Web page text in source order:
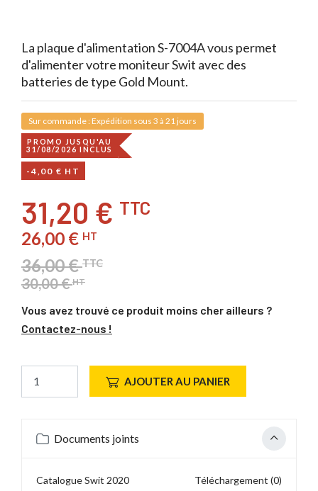
La plaque d'alimentationS-7004Avous permet
d'alimenter votre moniteur Swit avec des
batteries de type Gold Mount.
Sur commande : Expédition sous 3 à 21 jours
PROMO JUSQU'AU
31/08/2026 INCLUS
-4,00 € HT
31,20 € TTC
26,00 € HT
36,00 €TTC
30,00 €HT
Vous avez trouvé ce produit moins cher ailleurs ?
Contactez-nous !
AJOUTER AU PANIER
Documents joints
Catalogue Swit 2020 Téléchargement (0)